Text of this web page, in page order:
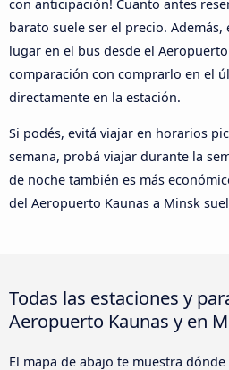
con anticipación! Cuanto antes
barato suele ser el precio.
lugar en el bus desde el
comparación con comprarlo en el
directamente en la estación.
Si podés, evitá viajar en horarios
semana, probá viajar durante la
de noche también es más
del Aeropuerto Kaunas a Minsk
Todas las estaciones y
Aeropuerto Kaunas y en
El mapa de abajo te muestra